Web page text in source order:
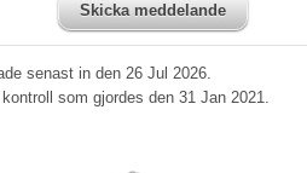
Skicka meddelande
senast in den 26 Jul 2026.
som gjordes den 31 Jan 2021.